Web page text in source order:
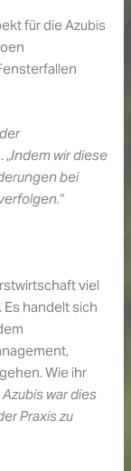
für die Azubis
„Indem wir diese
bei
“
viel
Es handelt sich
Wie ihr
Azubis war dies
Praxis zu